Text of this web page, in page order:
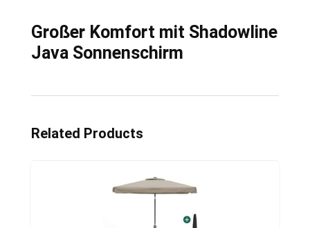
Großer Komfort mit Shadowline
Java Sonnenschirm
Related Products